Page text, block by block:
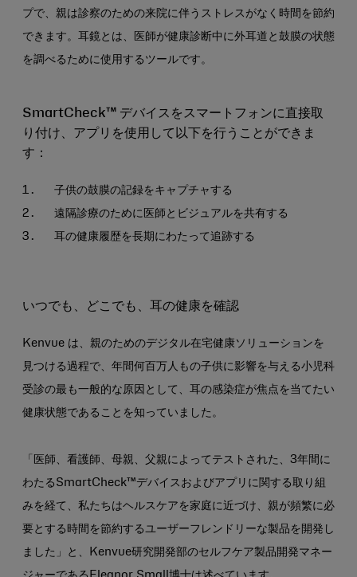
プで、親は診察のための来院に伴うストレスがなく時間を節約
できます。耳鏡とは、医師が健康診断中に外耳道と鼓膜の状態
を調べるために使用するツールです。
SmartCheck™ デバイスをスマートフォンに直接取
り付け、アプリを使用して以下を行うことができま
す：
子供の鼓膜の記録をキャプチャする
遠隔診療のために医師とビジュアルを共有する
耳の健康履歴を長期にわたって追跡する
いつでも、どこでも、耳の健康を確認
Kenvue は、親のためのデジタル在宅健康ソリューションを
見つける過程で、年間何百万人もの子供に影響を与える小児科
受診の最も一般的な原因として、耳の感染症が焦点を当てたい
健康状態であることを知っていました。
「医師、看護師、母親、父親によってテストされた、3年間に
わたるSmartCheck™デバイスおよびアプリに関する取り組
みを経て、私たちはヘルスケアを家庭に近づけ、親が頻繁に必
要とする時間を節約するユーザーフレンドリーな製品を開発し
ました」と、Kenvue研究開発部のセルフケア製品開発マネー